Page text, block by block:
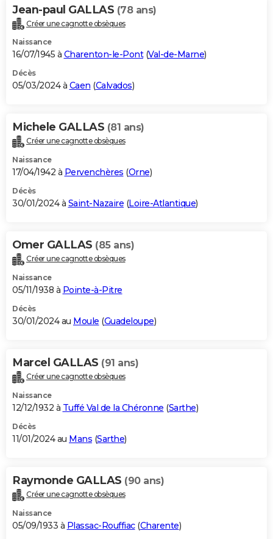
Jean-paul GALLAS (78 ans)
Créer une cagnotte obsèques
Naissance
16/07/1945 à Charenton-le-Pont(Val-de-Marne)
Décès
05/03/2024 à Caen (Calvados)
Michele GALLAS (81 ans)
Créer une cagnotte obsèques
Naissance
17/04/1942 à Pervenchères (Orne)
Décès
30/01/2024 à Saint-Nazaire (Loire-Atlantique)
Omer GALLAS (85 ans)
Créer une cagnotte obsèques
Naissance
05/11/1938 à Pointe-à-Pitre
Décès
30/01/2024 au Moule (Guadeloupe)
Marcel GALLAS (91 ans)
Créer une cagnotte obsèques
Naissance
12/12/1932 à Tuffé Val de la Chéronne (Sarthe)
Décès
11/01/2024 au Mans (Sarthe)
Raymonde GALLAS (90 ans)
Créer une cagnotte obsèques
Naissance
05/09/1933 à Plassac-Rouffiac(Charente)